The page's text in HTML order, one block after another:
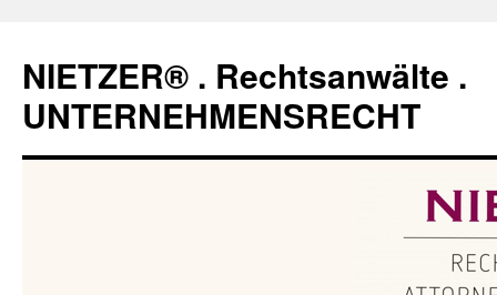
springen
NIETZER® . Rechtsanwälte .
UNTERNEHMENSRECHT